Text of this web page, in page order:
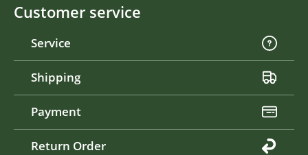
Customer service
Service
Shipping
Payment
Return Order